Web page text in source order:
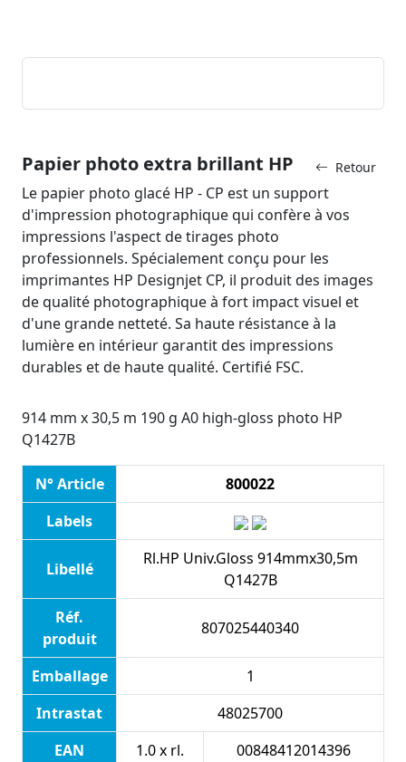
Retour
Papier photo extra brillant HP
Le papier photo glacé HP - CP est un support
d'impression photographique qui confère à vos
impressions l'aspect de tirages photo
professionnels. Spécialement conçu pour les
imprimantes HP Designjet CP, il produit des images
de qualité photographique à fort impact visuel et
d'une grande netteté. Sa haute résistance à la
lumière en intérieur garantit des impressions
durables et de haute qualité. Certifié FSC.
914 mm x 30,5 m 190 g A0 high-gloss photo HP
Q1427B
N° Article
800022
Labels
Libellé
Rl.HP Univ.Gloss 914mmx30,5m
Q1427B
Réf.
produit
807025440340
Emballage
1
Intrastat
48025700
EAN
1.0 x rl. 00848412014396